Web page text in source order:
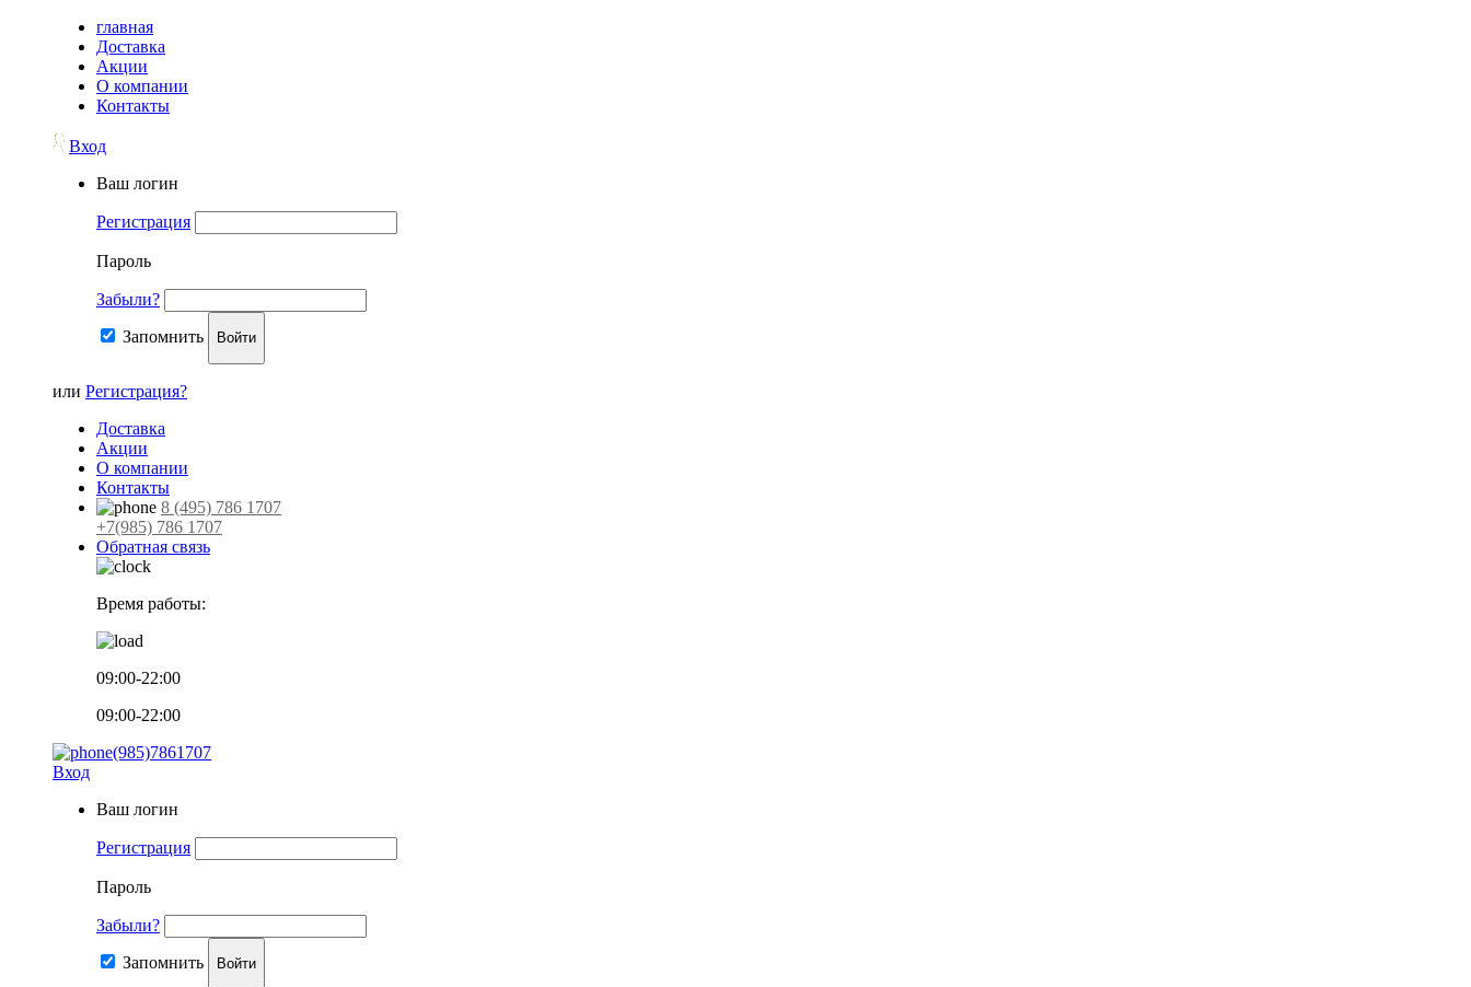
главная
Доставка
Акции
О компании
Контакты
Вход
Ваш логин
Регистрация
Пароль
Забыли?
Запомнить Войти
или Регистрация?
Доставка
Акции
О компании
Контакты
8 (495) 786 1707
+7(985) 786 1707
Обратная связь
Время работы:
09:00-22:00
09:00-22:00
(985)7861707
Вход
Ваш логин
Регистрация
Пароль
Забыли?
Запомнить Войти